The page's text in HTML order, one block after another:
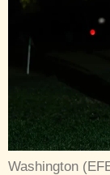
Washington